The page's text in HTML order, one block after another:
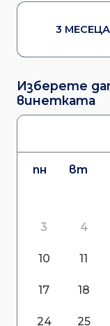
3 МЕСЕЦА
Изберете
винетката
пн вт
3 4
10 11
17 18
24 25